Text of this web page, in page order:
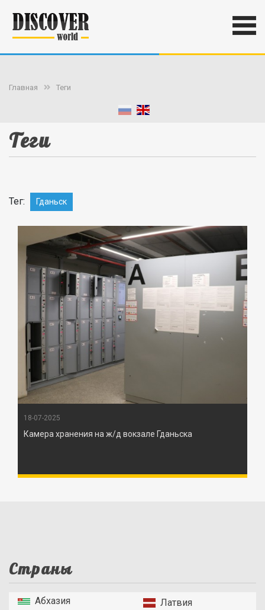
Главная Теги
Теги
Тег: Гданьск
18-07-2025
Камера хранения на ж/д вокзале Гданьска
Страны
Абхазия
Латвия